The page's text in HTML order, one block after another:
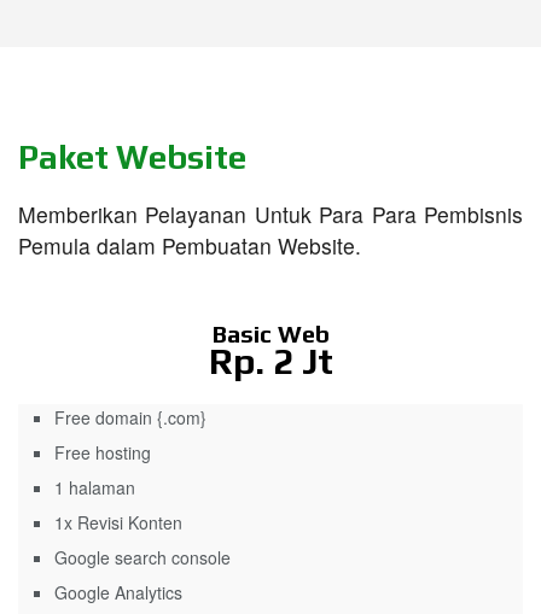
Paket Website
Memberikan Pelayanan Untuk Para Para Pembisnis
Pemula dalam Pembuatan Website.
Basic Web
Rp. 2 Jt
Free domain {.com}
Free hosting
1 halaman
1x Revisi Konten
Google search console
Google Analytics